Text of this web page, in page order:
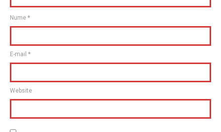
Nume *
E-mail *
Website